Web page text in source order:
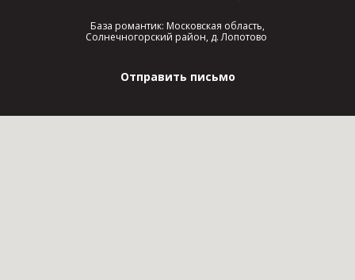
База романтик: Московская область,
Солнечногорский район, д. Лопотово
Отправить письмо